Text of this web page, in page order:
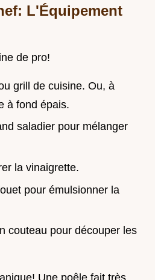
L'Équipement
de pro!
grill de cuisine. Ou, à
à fond épais.
saladier pour mélanger
la vinaigrette.
pour émulsionner la
couteau pour découper les